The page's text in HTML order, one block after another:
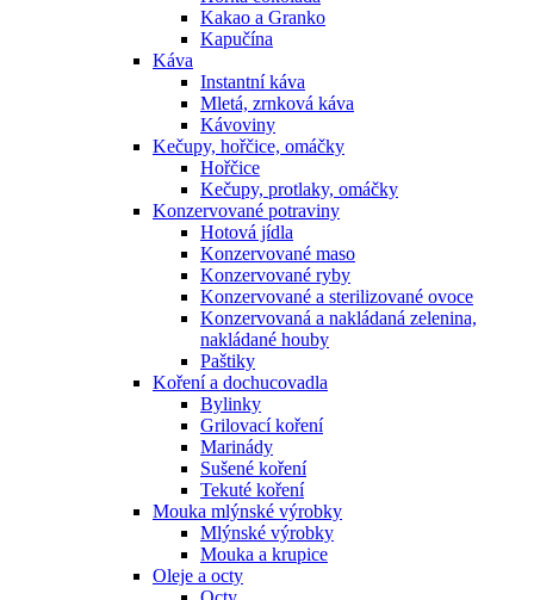
Kakao a Granko
Kapučína
Káva
Instantní káva
Mletá, zrnková káva
Kávoviny
Kečupy, hořčice, omáčky
Hořčice
Kečupy, protlaky, omáčky
Konzervované potraviny
Hotová jídla
Konzervované maso
Konzervované ryby
Konzervované a sterilizované ovoce
Konzervovaná a nakládaná zelenina,
nakládané houby
Paštiky
Koření a dochucovadla
Bylinky
Grilovací koření
Marinády
Sušené koření
Tekuté koření
Mouka mlýnské výrobky
Mlýnské výrobky
Mouka a krupice
Oleje a octy